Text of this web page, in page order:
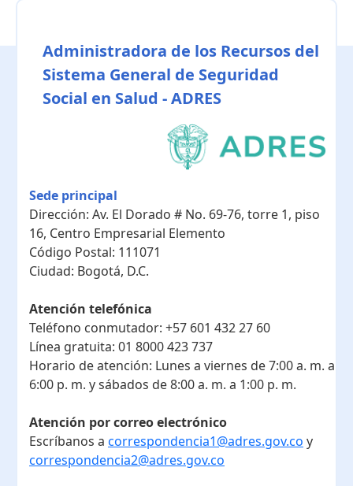
Administradora de los Recursos del
Sistema General de Seguridad
Social en Salud - ADRES
Sede principal
Dirección: Av. El Dorado # No. 69-76, torre 1, piso
16, Centro Empresarial Elemento
Código Postal: 111071
Ciudad: Bogotá, D.C.
Atención telefónica
Teléfono conmutador: +57 601 432 27 60
Línea gratuita: 01 8000 423 737
Horario de atención: Lunes a viernes de 7:00 a. m. a
6:00 p. m. y sábados de 8:00 a. m. a 1:00 p. m.
Atención por correo electrónico
Escríbanos a correspondencia1@adres.gov.co y
correspondencia2@adres.gov.co